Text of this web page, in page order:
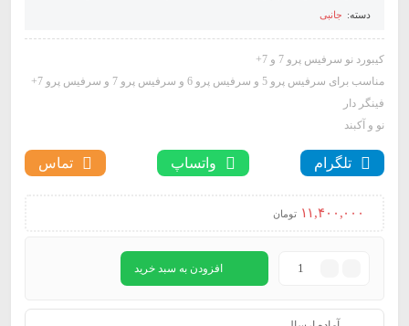
دسته: جانبی
کیبورد نو سرفیس پرو 7 و 7+
مناسب برای سرفیس پرو 5 و سرفیس پرو 6 و سرفیس پرو 7 و سرفیس پرو 7+
فینگر دار
نو و آکبند
تلگرام واتساپ تماس
۱۱,۴۰۰,۰۰۰ تومان
افزودن به سبد خرید